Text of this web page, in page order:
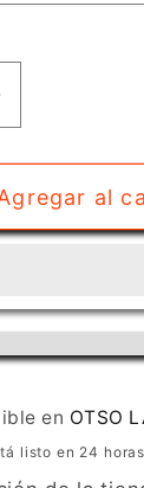
al
en OTSO
listo en 24 horas